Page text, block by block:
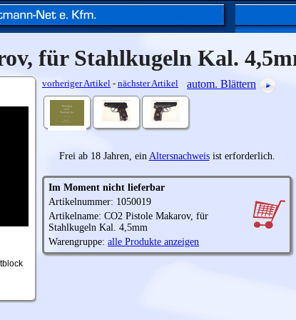
für Stahlkugeln Kal.
vorheriger Artikel - nächster Artikel autom. Blättern
Frei ab 18 Jahren, ein Altersnachweisist erforderlich.
Im Moment nicht lieferbar
Artikelnummer: 1050019
Artikelname: CO2 Pistole Makarov, für
Stahlkugeln Kal. 4,5mm
Warengruppe: alle Produkte anzeigen